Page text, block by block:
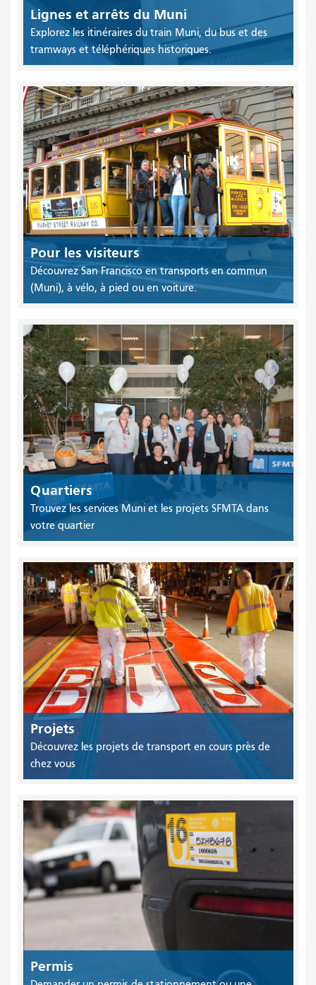
Lignes et arrêts du Muni
Explorez les itinéraires du train Muni, du bus et des
tramways et téléphériques historiques.
Pour les visiteurs
Découvrez San Francisco en transports en commun
(Muni), à vélo, à pied ou en voiture.
Quartiers
Trouvez les services Muni et les projets SFMTA dans
votre quartier
Projets
Découvrez les projets de transport en cours près de
chez vous
Permis